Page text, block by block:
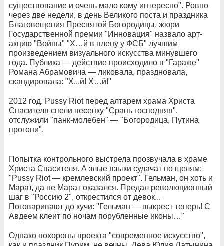
существование и очень мало кому интересно". Ровно
через две недели, в день Великого поста и праздника
Благовещения Пресвятой Богородицы, жюри
Государственной премии "Инновация" назвало арт-
акцию "Войны" "Х…й в плену у ФСБ" лучшим
произведением визуального искусства минувшего
года. Публика — действие происходило в "Гараже"
Романа Абрамовича — ликовала, праздновала,
скандировала: "Х...й! Х…й!"
2012 год. Pussy Riot перед алтарем храма Христа
Спасителя спели песенку "Срань господняя",
отслужили "панк-молебен" — "Богородица, Путина
прогони".
Попытка контрольного выстрела прозвучала в храме
Христа Спасителя. А злые языки судачат по щелям:
"Pussy Riot — кремлевский проект". Гельман, он хоть и
Марат, да не Марат оказался. Предал революционный
шаг в "Россию 2", открестился от девок...
Поговаривают до кучи: "Гельман — выкрест теперь! С
Авдеем клеит по ночам порубленные иконы…"
Однако похороны проекта "современное искусство",